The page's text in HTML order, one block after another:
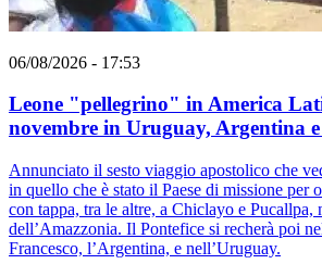
06/08/2026 - 17:53
Leone "pellegrino" in America
novembre in Uruguay, Argentina
Annunciato il sesto viaggio apostolico che
in quello che è stato il Paese di missione per
con tappa, tra le altre, a Chiclayo e Pucallpa,
dell’Amazzonia. Il Pontefice si recherà poi
Francesco, l’Argentina, e nell’Uruguay.